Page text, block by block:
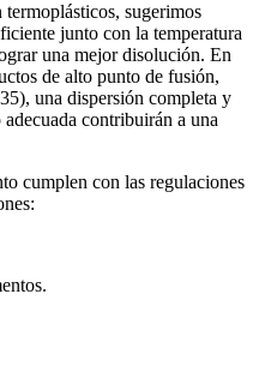
sugerimos
junto con la temperatura
una mejor disolución. En
de alto punto de fusión,
una dispersión completa y
contribuirán a una
cumplen con las regulaciones